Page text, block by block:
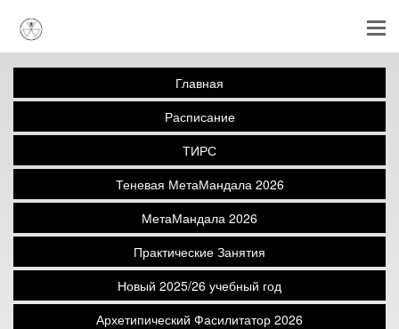
Главная
Расписание
ТИРС
Теневая МетаМандала 2026
МетаМандала 2026
Практические Занятия
Новый 2025/26 учебный год
Архетипический Фасилитатор 2026